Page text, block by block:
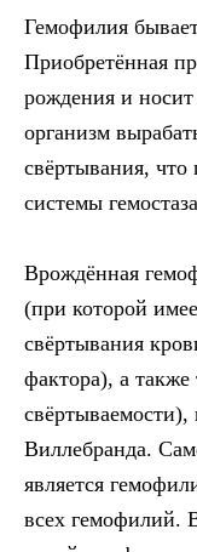
Гемофилия
Приобретённая
рождения и
организм
свёртывания, что
системы
Врождённая
(при которой
свёртывания
фактора), а
Виллебранда.
является
всех гемофилий.